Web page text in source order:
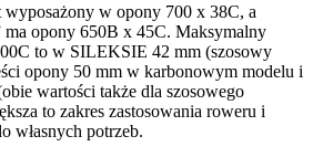
w opony 700 x 38C, a
ma opony 650B x 45C. Maksymalny
to w SILEKSIE 42 mm (szosowy
opony 50 mm w karbonowym modelu i
wartości także dla szosowego
to zakres zastosowania roweru i
własnych potrzeb.